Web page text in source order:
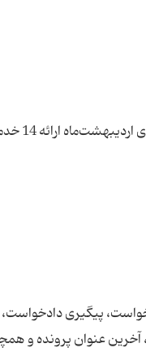
رئیس
پیگیری دادخواست،
عنوان پرونده و